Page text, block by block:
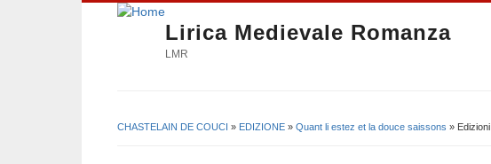
Lirica Medievale Romanza
LMR
CHASTELAIN DE COUCI » EDIZIONE » Quant li estez et la douce saissons » Edizioni